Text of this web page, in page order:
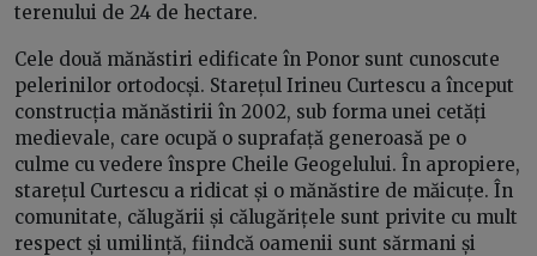
terenului de 24 de hectare.
Cele două mănăstiri edificate în Ponor sunt cunoscute
pelerinilor ortodocși. Starețul Irineu Curtescu a început
construcția mănăstirii în 2002, sub forma unei cetăți
medievale, care ocupă o suprafață generoasă pe o
culme cu vedere înspre Cheile Geogelului. În apropiere,
starețul Curtescu a ridicat și o mănăstire de măicuțe. În
comunitate, călugării și călugărițele sunt privite cu mult
respect și umilință, fiindcă oamenii sunt sărmani și